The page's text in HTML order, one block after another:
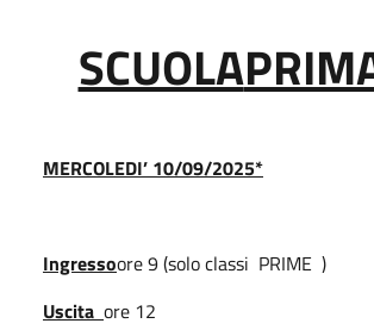
SCUOLA
MERCOLEDI’ 10/09/2025*
Ingressoore 9 (solo classi PRIME )
Uscita ore 12